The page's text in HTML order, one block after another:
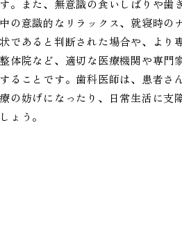
。また、無意識の食いしばりや歯
の意識的なリラックス、就寝時の
であると判断された場合や、より
体院など、適切な医療機関や専門
ることです。歯科医師は、患者さ
の妨げになったり、日常生活に支
ょう。